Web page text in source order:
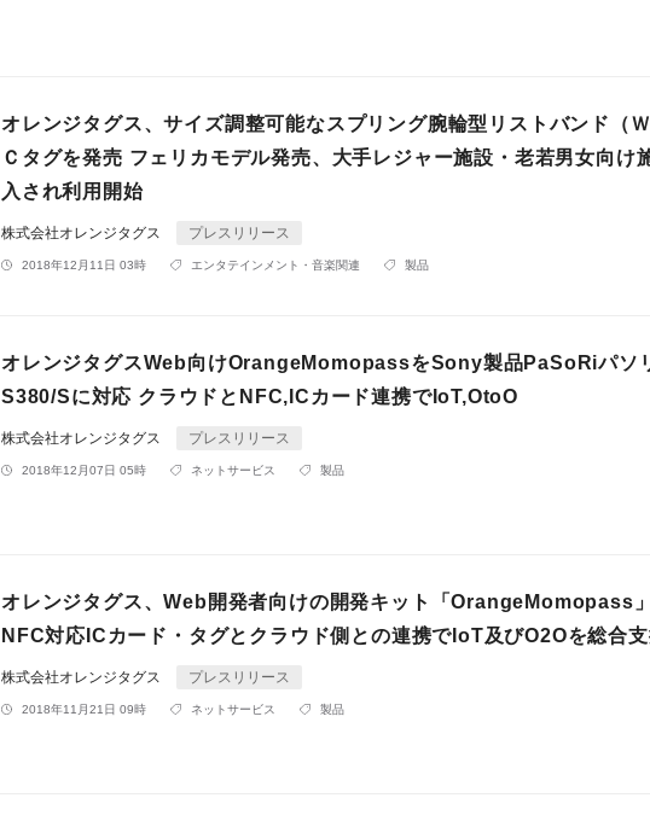
オレンジタグス、サイズ調整可能なスプリング腕輪型リストバンド（Ｗ
Ｃタグを発売 フェリカモデル発売、大手レジャー施設・老若男女向け
入され利用開始
株式会社オレンジタグス プレスリリース
2018年12月11日 03時 エンタテインメント・音楽関連 製品
オレンジタグスWeb向けOrangeMomopassをSony製品PaSoRiパソ
S380/Sに対応 クラウドとNFC,ICカード連携でIoT,OtoO
株式会社オレンジタグス プレスリリース
2018年12月07日 05時 ネットサービス 製品
オレンジタグス、Web開発者向けの開発キット「OrangeMomopass
NFC対応ICカード・タグとクラウド側との連携でIoT及びO2Oを総合
株式会社オレンジタグス プレスリリース
2018年11月21日 09時 ネットサービス 製品